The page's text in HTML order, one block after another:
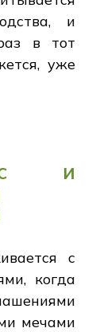
и
в тот
уже
и
с
когда
мечами